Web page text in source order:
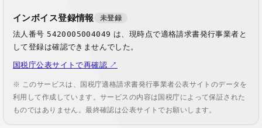
インボイス登録情報 未登録
法人番号 5420005004049 は、現時点で適格請求書発行事業者と
して登録は確認できませんでした。
国税庁公表サイトで再確認 ↗
※ このサービスは、国税庁適格請求書発行事業者公表サイトのデータを
利用して作成しています。サービスの内容は国税庁によって保証された
ものではありません。最終確認は公表サイトでお願いします。